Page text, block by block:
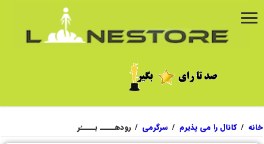
خانه / کانال را می پذیرم / سرگرمی / رودهـــــ بـــــُر